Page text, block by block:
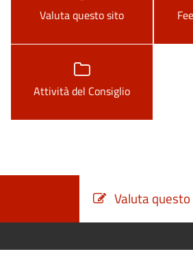
Valuta questo sito
Attività del Consiglio
Valuta